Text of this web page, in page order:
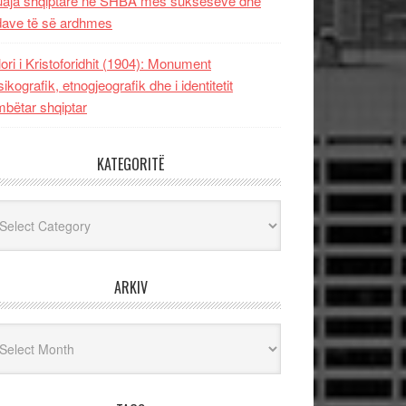
të së ardhmes
i Kristoforidhit (1904): Monument
etnogjeografik dhe i identitetit
shqiptar
KATEGORITË
ARKIV